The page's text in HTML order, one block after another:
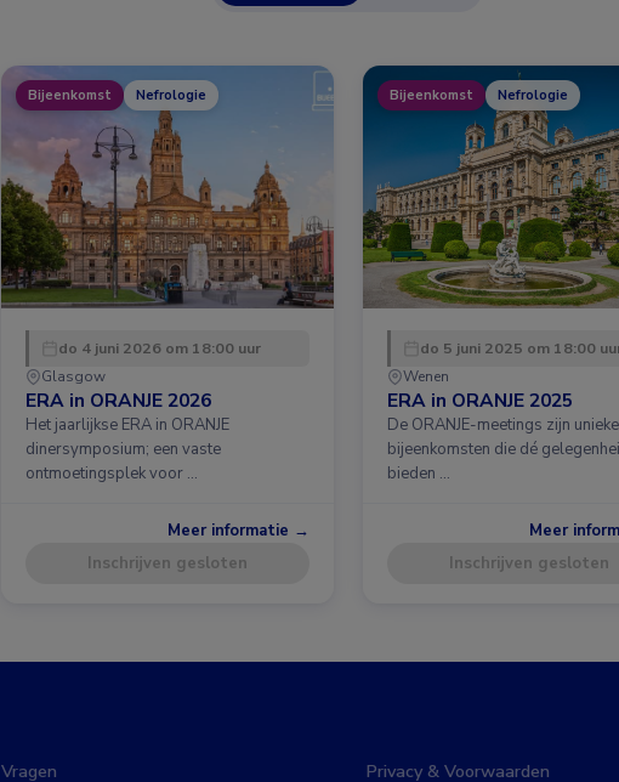
Bijeenkomst Nefrologie
do 4 juni 2026 om 18:00 uur
Glasgow
ERA in ORANJE 2026
Het jaarlijkse ERA in ORANJE
dinersymposium; een vaste
ontmoetingsplek voor …
Meer informatie →
Inschrijven gesloten
Bijeenkomst Nefrologie
do 5 juni 2025 om 18:00
Wenen
ERA in ORANJE 2025
De ORANJE-meetings zijn unieke
bijeenkomsten die dé
bieden …
Meer
Inschrijven gesloten
Vragen Privacy & Voorwaarden